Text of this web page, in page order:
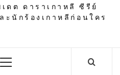
ดต ดาราเกาหลี ซีรีย์
ะนักร้องเกาหลีก่อนใคร
Primary